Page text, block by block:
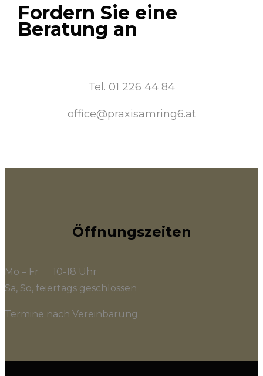
Fordern Sie eine
Beratung an
Tel. 01 226 44 84
office@praxisamring6.at
Öffnungszeiten
Mo – Fr 10-18 Uhr
Sa, So, feiertags geschlossen
Termine nach Vereinbarung